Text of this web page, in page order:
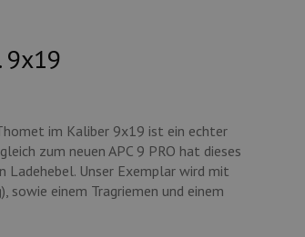
9x19
im Kaliber 9x19 ist ein echter
zum neuen APC 9 PRO hat dieses
Unser Exemplar wird mit
sowie einem Tragriemen und einem